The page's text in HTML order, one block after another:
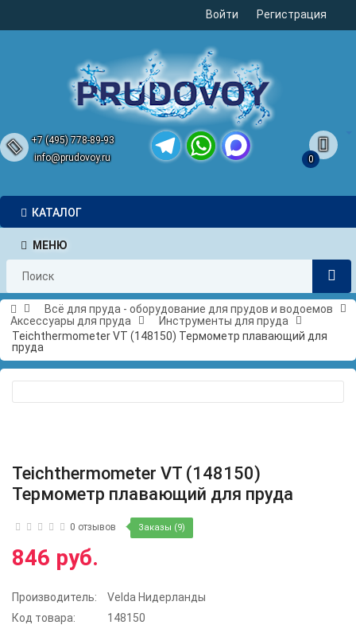
Войти Регистрация
+7 (495) 778-89-93
info@prudovoy.ru
0
КАТАЛОГ
МЕНЮ
Всё для пруда - оборудование для прудов и водоемов
Аксессуары для пруда
Инструменты для пруда
Teichthermometer VT (148150) Термометр плавающий для
пруда
Teichthermometer VT (148150)
Термометр плавающий для пруда
0 отзывов Заказы (9)
846 руб.
Производитель:
Velda Нидерланды
Код товара:
148150